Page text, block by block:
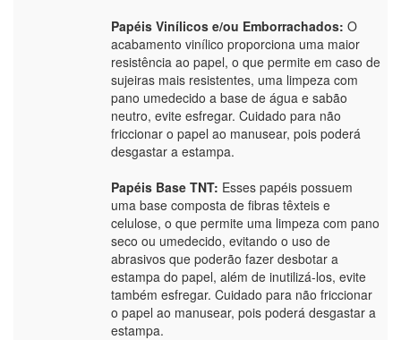
Papéis Vinílicos e/ou Emborrachados: O
acabamento vinílico proporciona uma maior
resistência ao papel, o que permite em caso de
sujeiras mais resistentes, uma limpeza com
pano umedecido a base de água e sabão
neutro, evite esfregar. Cuidado para não
friccionar o papel ao manusear, pois poderá
desgastar a estampa.
Papéis Base TNT: Esses papéis possuem
uma base composta de fibras têxteis e
celulose, o que permite uma limpeza com pano
seco ou umedecido, evitando o uso de
abrasivos que poderão fazer desbotar a
estampa do papel, além de inutilizá-los, evite
também esfregar. Cuidado para não friccionar
o papel ao manusear, pois poderá desgastar a
estampa.